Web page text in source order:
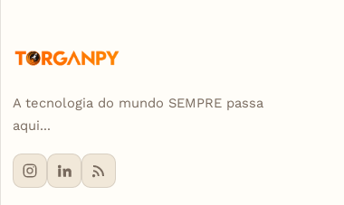
A tecnologia do mundo SEMPRE passa
aqui...